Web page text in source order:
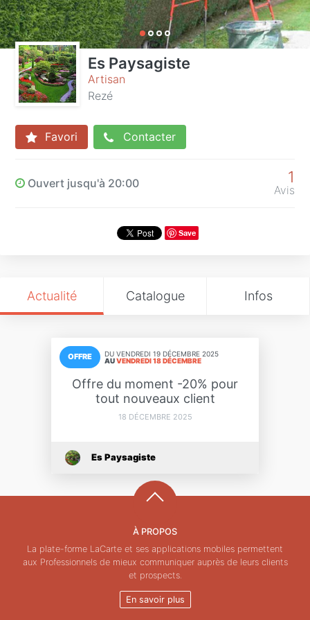
Es Paysagiste
Artisan
Rezé
Favori Contacter
Ouvert jusqu'à 20:00 1
Avis
Save
Actualité Catalogue Infos
DU VENDREDI 19 DÉCEMBRE 2025
AUVENDREDI 18 DÉCEMBRE
OFFRE
Offre du moment -20% pour
tout nouveaux client
18 DÉCEMBRE 2025
Es Paysagiste
À PROPOS
La plate-forme LaCarte et ses applications mobiles permettent
aux Professionnels de mieux communiquer auprès de leurs clients
et prospects.
En savoir plus